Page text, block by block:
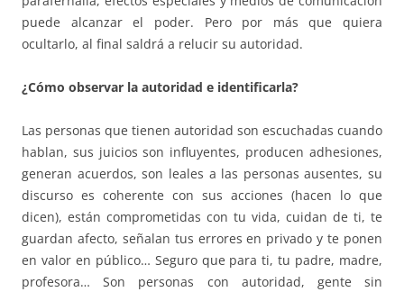
puede alcanzar el poder. Pero por más que quiera
ocultarlo, al final saldrá a relucir su autoridad.
¿Cómo observar la autoridad e identificarla?
Las personas que tienen autoridad son escuchadas cuando
hablan, sus juicios son influyentes, producen adhesiones,
generan acuerdos, son leales a las personas ausentes, su
discurso es coherente con sus acciones (hacen lo que
dicen), están comprometidas con tu vida, cuidan de ti, te
guardan afecto, señalan tus errores en privado y te ponen
en valor en público… Seguro que para ti, tu padre, madre,
profesora… Son personas con autoridad, gente sin